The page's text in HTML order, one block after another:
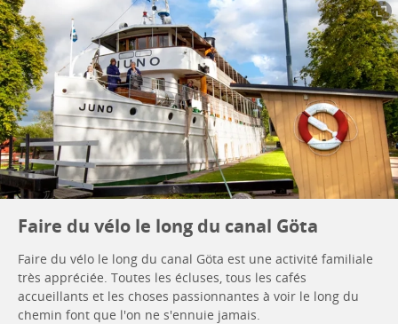
Faire du vélo le long du canal Göta
Faire du vélo le long du canal Göta est une activité familiale
très appréciée. Toutes les écluses, tous les cafés
accueillants et les choses passionnantes à voir le long du
chemin font que l'on ne s'ennuie jamais.